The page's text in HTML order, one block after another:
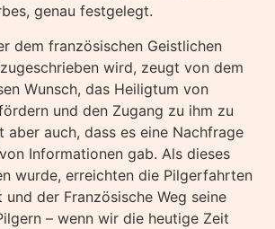
genau festgelegt.
dem französischen Geistlichen
wird, zeugt von dem
Wunsch, das Heiligtum von
und den Zugang zu ihm zu
aber auch, dass es eine Nachfrage
Informationen gab. Als dieses
wurde, erreichten die Pilgerfahrten
und der Französische Weg seine
– wenn wir die heutige Zeit